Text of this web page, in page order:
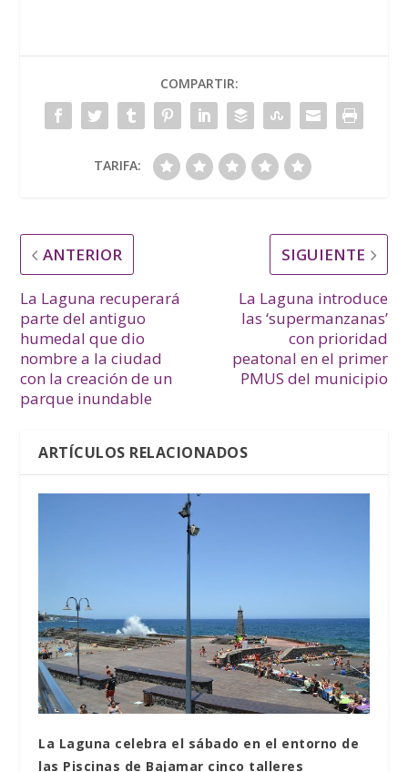
COMPARTIR:
TARIFA:
ANTERIOR
La Laguna recuperará
parte del antiguo
humedal que dio
nombre a la ciudad
con la creación de un
parque inundable
SIGUIENTE
La Laguna introduce
las ‘supermanzanas’
con prioridad
peatonal en el primer
PMUS del municipio
ARTÍCULOS RELACIONADOS
La Laguna celebra el sábado en el entorno de
las Piscinas de Bajamar cinco talleres